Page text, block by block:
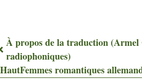
Liens
transversaux
À propos de la traduction (Armel
radiophoniques)
HautFemmes romantiques